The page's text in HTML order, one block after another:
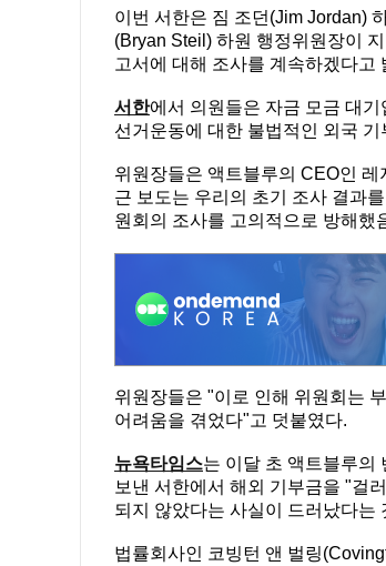
이번 서한은 짐 조던(Jim Jordan)
(Bryan Steil) 하원 행정위원장이
고서에 대해 조사를 계속하겠다고
서한에서 의원들은 자금 모금 대
선거운동에 대한 불법적인 외국
위원장들은 액트블루의 CEO인
근 보도는 우리의 초기 조사 결과
원회의 조사를 고의적으로 방해했
위원장들은 "이로 인해 위원회는
어려움을 겪었다"고 덧붙였다.
뉴욕타임스는 이달 초 액트블루의
보낸 서한에서 해외 기부금을 "걸
되지 않았다는 사실이 드러났다는
법률회사인 코빙턴 앤 벌링